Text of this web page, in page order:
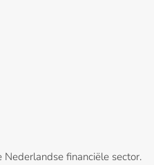
financiële sector.